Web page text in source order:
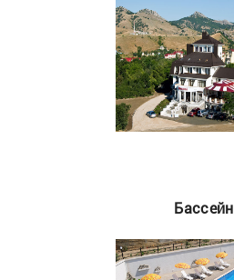
Бассейн